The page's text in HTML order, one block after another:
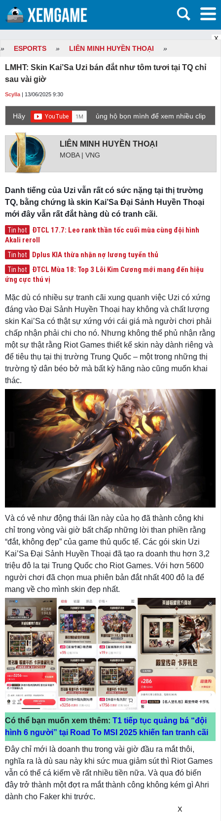
X
» ESPORTS » LIÊN MINH HUYỀN THOẠI »
LMHT: Skin Kai’Sa Uzi bán đắt như tôm tươi tại TQ chỉ
sau vài giờ
Scylla | 13/06/2025 9:30
Hãy
ủng hộ bọn mình để xem nhiều clip
LIÊN MINH HUYỀN THOẠI
MOBA | VNG
Danh tiếng của Uzi vẫn rất có sức nặng tại thị trường
TQ, bằng chứng là skin Kai’Sa Đại Sảnh Huyền Thoại
mới đây vẫn rất đắt hàng dù có tranh cãi.
Tin hot
ĐTCL 17.7: Leo rank thần tốc cuối mùa cùng đội hình
Akali reroll
Tin hot Dplus KIA thừa nhận nợ lương tuyển thủ
Tin hot
ĐTCL Mùa 18: Top 3 Lõi Kim Cương mới mang đến hiệu
ứng cực thú vị
Mặc dù có nhiều sự tranh cãi xung quanh việc Uzi có xứng
đáng vào Đại Sảnh Huyền Thoại hay không và chất lượng
skin Kai’Sa có thật sự xứng với cái giá mà người chơi phải
chấp nhận phải chi cho nó. Nhưng không thể phủ nhận rằng
một sự thật rằng Riot Games thiết kế skin này dành riêng và
để tiêu thụ tại thị trường Trung Quốc – một trong những thị
trường tỷ dân béo bở mà bất kỳ hãng nào cũng muốn khai
thác.
Và có vẻ như động thái lần này của họ đã thành công khi
chỉ trong vòng vài giờ bất chấp những lời than phiền rằng
“đắt, không đẹp” của game thủ quốc tế. Các gói skin Uzi
Kai’Sa Đại Sảnh Huyền Thoại đã tạo ra doanh thu hơn 3,2
triệu đô la tại Trung Quốc cho Riot Games. Với hơn 5600
người chơi đã chọn mua phiên bản đắt nhất 400 đô la để
mang về cho mình skin đẹp nhất.
Có thể bạn muốn xem thêm: T1 tiếp tục quảng bá “đội
hình 6 người” tại Road To MSI 2025 khiến fan tranh cãi
Đây chỉ mới là doanh thu trong vài giờ đầu ra mắt thôi,
nghĩa ra là dù sau này khi sức mua giảm sút thì Riot Games
vẫn có thể cá kiếm về rất nhiều tiền nữa. Và qua đó biến
đây trở thành một đợt ra mắt thành công không kém gì Ahri
dành cho Faker khi trước.
X